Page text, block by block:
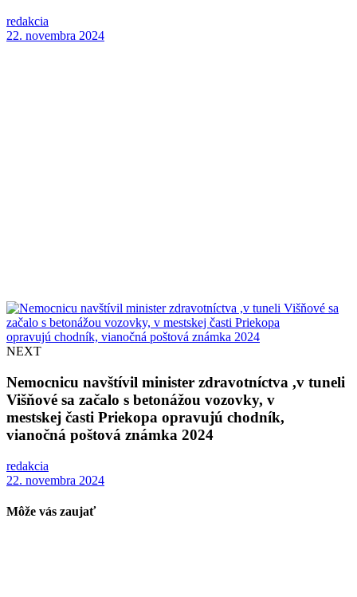
redakcia
22. novembra 2024
NEXT
Nemocnicu navštívil minister zdravotníctva ,v tuneli
Višňové sa začalo s betonážou vozovky, v
mestskej časti Priekopa opravujú chodník,
vianočná poštová známka 2024
redakcia
22. novembra 2024
Môže vás zaujať